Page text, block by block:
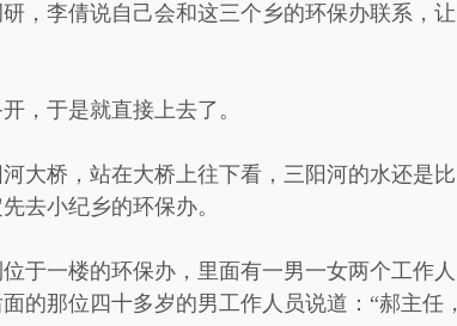
，李倩说自己会和这三个乡的环保办联系，让
，于是就直接上去了。
大桥，站在大桥上往下看，三阳河的水还是比
去小纪乡的环保办。
于一楼的环保办，里面有一男一女两个工作人
的那位四十多岁的男工作人员说道：“郝主任，